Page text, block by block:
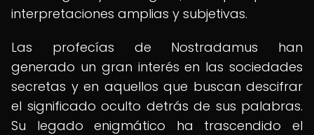
interpretaciones amplias y subjetivas.
Las profecías de Nostradamus han
generado un gran interés en las sociedades
secretas y en aquellos que buscan descifrar
el significado oculto detrás de sus palabras.
Su legado enigmático ha trascendido el